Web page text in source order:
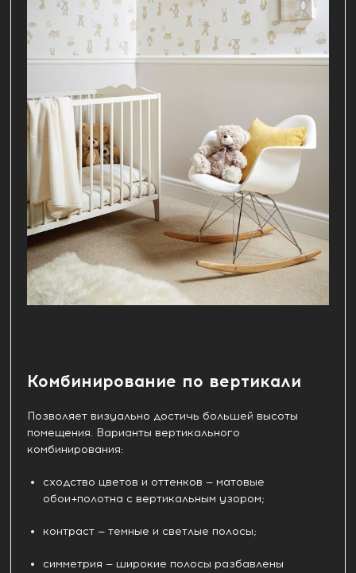
Комбинирование по вертикали
Позволяет визуально достичь большей высоты
помещения. Варианты вертикального
комбинирования:
сходство цветов и оттенков — матовые
обои+полотна с вертикальным узором;
контраст — темные и светлые полосы;
симметрия — широкие полосы разбавлены